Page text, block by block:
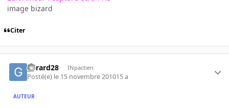
image bizard
Citer
gerard28 INpactien
Posté(e) le 15 novembre 201015 a
AUTEUR